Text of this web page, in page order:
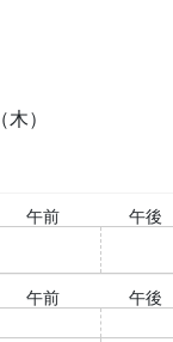
）
午前 午後
午前 午後